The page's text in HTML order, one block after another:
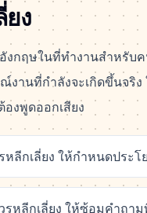
ง
งกฤษในที่ทำงานสำหรั
านที่กำลังจะเกิดขึ้นจริ
งพูดออกเสียง
หลีกเลี่ยง ให้กำหนดประ
รหลีกเลี่ยง ให้ซ้อมคำถ